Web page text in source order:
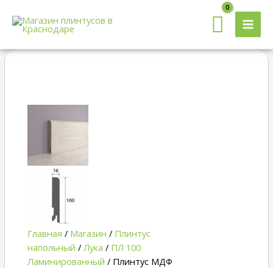
Главная / Магазин / Плинтус
напольный / Лука / ПЛ 100
Ламинированный / Плинтус МДФ
Quantity